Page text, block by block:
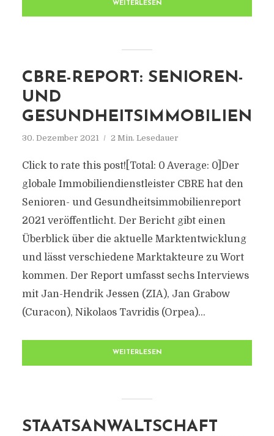
WEITERLESEN
CBRE-REPORT: SENIOREN-
UND
GESUNDHEITSIMMOBILIEN
30. Dezember 2021 2 Min. Lesedauer
Click to rate this post![Total: 0 Average: 0]Der
globale Immobiliendienstleister CBRE hat den
Senioren- und Gesundheitsimmobilienreport
2021 veröffentlicht. Der Bericht gibt einen
Überblick über die aktuelle Marktentwicklung
und lässt verschiedene Marktakteure zu Wort
kommen. Der Report umfasst sechs Interviews
mit Jan-Hendrik Jessen (ZIA), Jan Grabow
(Curacon), Nikolaos Tavridis (Orpea)...
WEITERLESEN
STAATSANWALTSCHAFT